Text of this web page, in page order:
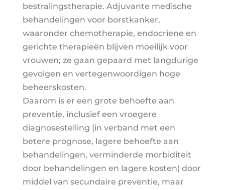
bestralingstherapie. Adjuvante medische
behandelingen voor borstkanker,
waaronder chemotherapie, endocriene en
gerichte therapieën blijven moeilijk voor
vrouwen; ze gaan gepaard met langdurige
gevolgen en vertegenwoordigen hoge
beheerskosten.
Daarom is er een grote behoefte aan
preventie, inclusief een vroegere
diagnosestelling (in verband met een
betere prognose, lagere behoefte aan
behandelingen, verminderde morbiditeit
door behandelingen en lagere kosten) door
middel van secundaire preventie, maar